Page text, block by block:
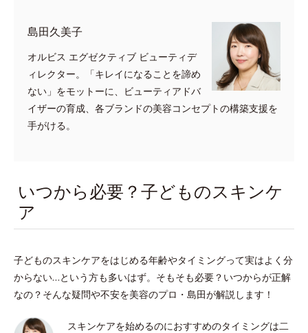
島田久美子
オルビス エグゼクティブ ビューティデ
ィレクター。「キレイになることを諦め
ない」をモットーに、ビューティアドバ
イザーの育成、各ブランドの美容コンセプトの構築支援を
手がける。
いつから必要？子どものスキンケ
ア
子どものスキンケアをはじめる年齢やタイミングって実はよく分
からない…という方も多いはず。そもそも必要？いつからが正解
なの？そんな疑問や不安を美容のプロ・島田が解説します！
スキンケアを始めるのにおすすめのタイミングは二